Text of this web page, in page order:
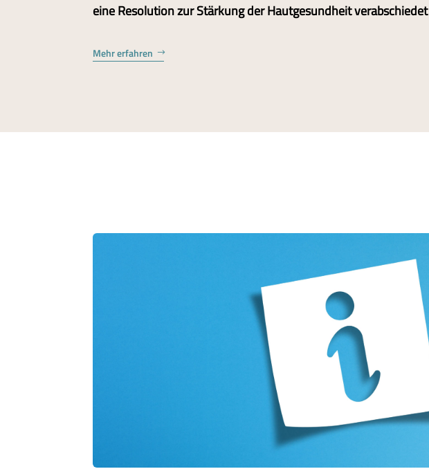
eine Resolution zur Stärkung der Hautgesundheit verabschiedet
Mehr erfahren